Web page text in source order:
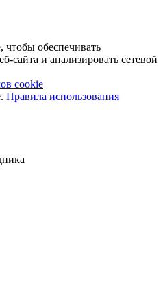
обеспечивать
сайта и анализировать сетевой
cookie
Правила использования